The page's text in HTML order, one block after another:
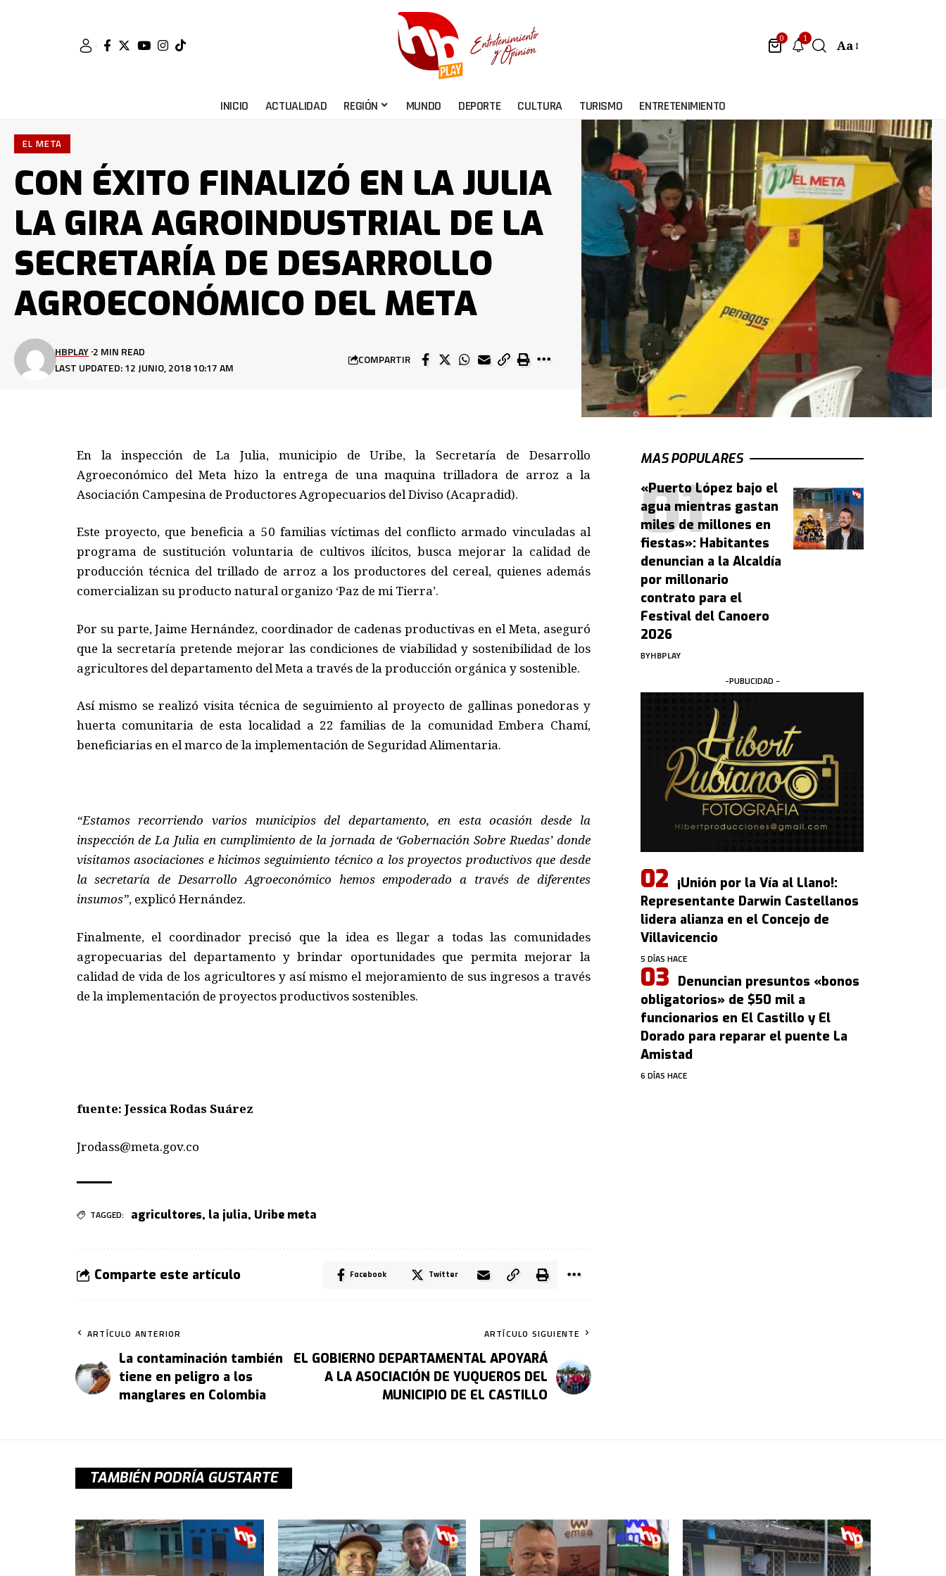
0 1 Aa
INICIO ACTUALIDAD REGIÓN MUNDO DEPORTE CULTURA TURISMO ENTRETENIMIENTO
EL META
CON ÉXITO FINALIZÓ EN LA JULIA
LA GIRA AGROINDUSTRIAL DE LA
SECRETARÍA DE DESARROLLO
AGROECONÓMICO DEL META
LAST UPDATED: 12 JUNIO, 2018 10:17 AM
HBPLAY 2 MIN READ
COMPARTIR
En la inspección de La Julia, municipio de Uribe, la Secretaría de Desarrollo
Agroeconómico del Meta hizo la entrega de una maquina trilladora de arroz a la
Asociación Campesina de Productores Agropecuarios del Diviso (Acapradid).
Este proyecto, que beneficia a 50 familias víctimas del conflicto armado vinculadas al
programa de sustitución voluntaria de cultivos ilícitos, busca mejorar la calidad de
producción técnica del trillado de arroz a los productores del cereal, quienes además
comercializan su producto natural organizo ‘Paz de mi Tierra’.
Por su parte, Jaime Hernández, coordinador de cadenas productivas en el Meta, aseguró
que la secretaría pretende mejorar las condiciones de viabilidad y sostenibilidad de los
agricultores del departamento del Meta a través de la producción orgánica y sostenible.
Así mismo se realizó visita técnica de seguimiento al proyecto de gallinas ponedoras y
huerta comunitaria de esta localidad a 22 familias de la comunidad Embera Chamí,
beneficiarias en el marco de la implementación de Seguridad Alimentaria.
“Estamos recorriendo varios municipios del departamento, en esta ocasión desde la
inspección de La Julia en cumplimiento de la jornada de ‘Gobernación Sobre Ruedas’ donde
visitamos asociaciones e hicimos seguimiento técnico a los proyectos productivos que desde
la secretaría de Desarrollo Agroeconómico hemos empoderado a través de diferentes
insumos”, explicó Hernández.
Finalmente, el coordinador precisó que la idea es llegar a todas las comunidades
agropecuarias del departamento y brindar oportunidades que permita mejorar la
calidad de vida de los agricultores y así mismo el mejoramiento de sus ingresos a través
de la implementación de proyectos productivos sostenibles.
fuente: Jessica Rodas Suárez
Jrodass@meta.gov.co
TAGGED: agricultores, la julia, Uribe meta
Comparte este artículo Facebook Twitter
ARTÍCULO ANTERIOR
La contaminación también
tiene en peligro a los
manglares en Colombia
ARTÍCULO SIGUIENTE
EL GOBIERNO DEPARTAMENTAL APOYARÁ
A LA ASOCIACIÓN DE YUQUEROS DEL
MUNICIPIO DE EL CASTILLO
MAS POPULARES
«Puerto López bajo el
agua mientras gastan
miles de millones en
fiestas»: Habitantes
denuncian a la Alcaldía
por millonario
contrato para el
Festival del Canoero
2026
BYHBPLAY
-PUBLICIDAD -
¡Unión por la Vía al Llano!:
Representante Darwin Castellanos
lidera alianza en el Concejo de
Villavicencio
5 DÍAS HACE
Denuncian presuntos «bonos
obligatorios» de $50 mil a
funcionarios en El Castillo y El
Dorado para reparar el puente La
Amistad
6 DÍAS HACE
TAMBIÉN PODRÍA GUSTARTE